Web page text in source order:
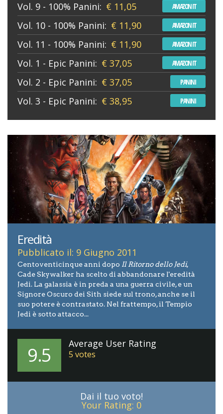
Vol. 9 - 100% Panini: € 11,05 AMAZON IT
Vol. 10 - 100% Panini: € 11,90 AMAZON IT
Vol. 11 - 100% Panini: € 11,90 AMAZON IT
Vol. 1 - Epic Panini: € 37,05 AMAZON IT
Vol. 2 - Epic Panini: € 37,05 PANINI
Vol. 3 - Epic Panini: € 38,95 PANINI
Eredità
Pubblicato il: 9 Giugno 2011
Centoventicinque anni dopo Il Ritorno dello Jedi,
Cade Skywalker ha scelto di abbandonare l'eredità
Jedi. La galassia è in preda a una guerra civile, e un
Signore Oscuro dei Sith siede sul trono, anche se il
suo potere è contrastato. Nel frattempo, il Tempio
Jedi è sotto attacco...
9.5 Average User Rating
5 votes
Dai il tuo voto!
Your Rating: 0